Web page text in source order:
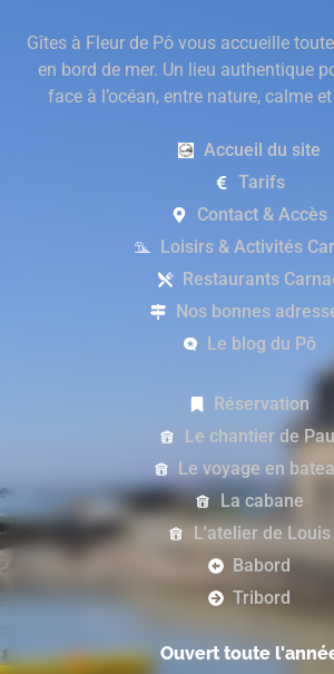
Gîtes à Fleur de Pô vous accueille toute
en bord de mer. Un lieu authentique
face à l’océan, entre nature, calme
Accueil du site
Tarifs
Contact & Accès
Loisirs & Activités
Restaurants
Nos bonnes
Le blog du Pô
Réservation
Le chantier de
Le voyage en
La cabane
L'atelier de Louis
Babord
Tribord
Ouvert toute